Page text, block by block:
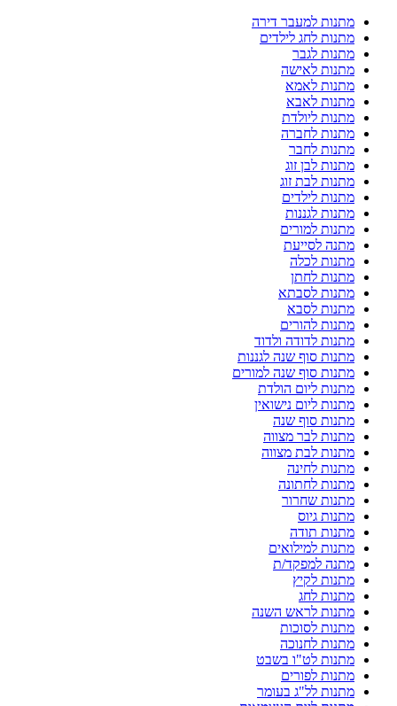
מתנות למעבר דירה
מתנות לחג לילדים
מתנות לגבר
מתנות לאישה
מתנות לאמא
מתנות לאבא
מתנות ליולדת
מתנות לחברה
מתנות לחבר
מתנות לבן זוג
מתנות לבת זוג
מתנות לילדים
מתנות לגננות
מתנות למורים
מתנה לסייעת
מתנות לכלה
מתנות לחתן
מתנות לסבתא
מתנות לסבא
מתנות להורים
מתנות לדודה ולדוד
מתנות סוף שנה לגננות
מתנות סוף שנה למורים
מתנות ליום הולדת
מתנות ליום נישואין
מתנות סוף שנה
מתנות לבר מצווה
מתנות לבת מצווה
מתנות לחינה
מתנות לחתונה
מתנות שחרור
מתנות גיוס
מתנות תודה
מתנות למילואים
מתנה למפקד/ת
מתנות לקיץ
מתנות לחג
מתנות לראש השנה
מתנות לסוכות
מתנות לחנוכה
מתנות לט"ו בשבט
מתנות לפורים
מתנות לל"ג בעומר